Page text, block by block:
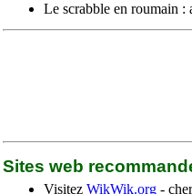
Le scrabble en roumain :
Sites web
Visitez WikWik.org -